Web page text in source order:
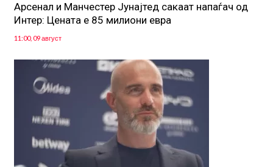
Арсенал и Манчестер Јунајтед сакаат напаѓач од
Интер: Цената е 85 милиони евра
11:00, 09 август